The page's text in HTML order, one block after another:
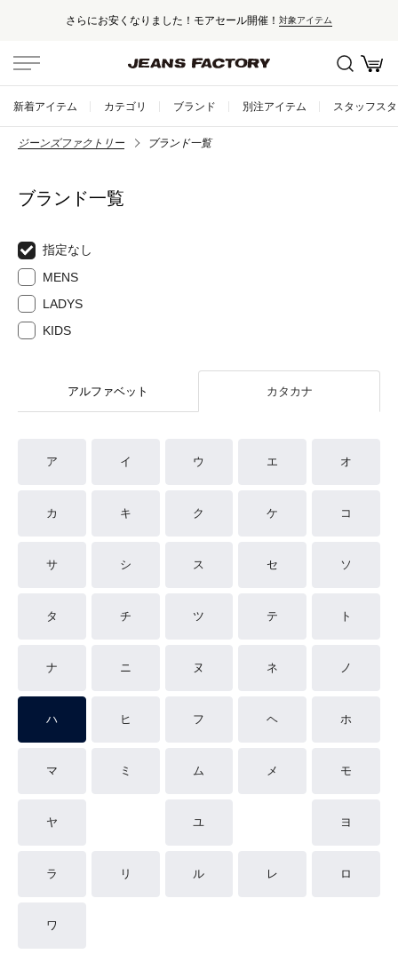
さらにお安くなりました！モアセール開催！ 対象アイテム
新着アイテム カテゴリ ブランド 別注アイテム スタッフス
ジーンズファクトリー ブランド一覧
ブランド一覧
指定なし
MENS
LADYS
KIDS
アルファベット カタカナ
ア イ ウ エ オ
カ キ ク ケ コ
サ シ ス セ ソ
タ チ ツ テ ト
ナ ニ ヌ ネ ノ
ハ ヒ フ ヘ ホ
マ ミ ム メ モ
ヤ ユ ヨ
ラ リ ル レ ロ
ワ